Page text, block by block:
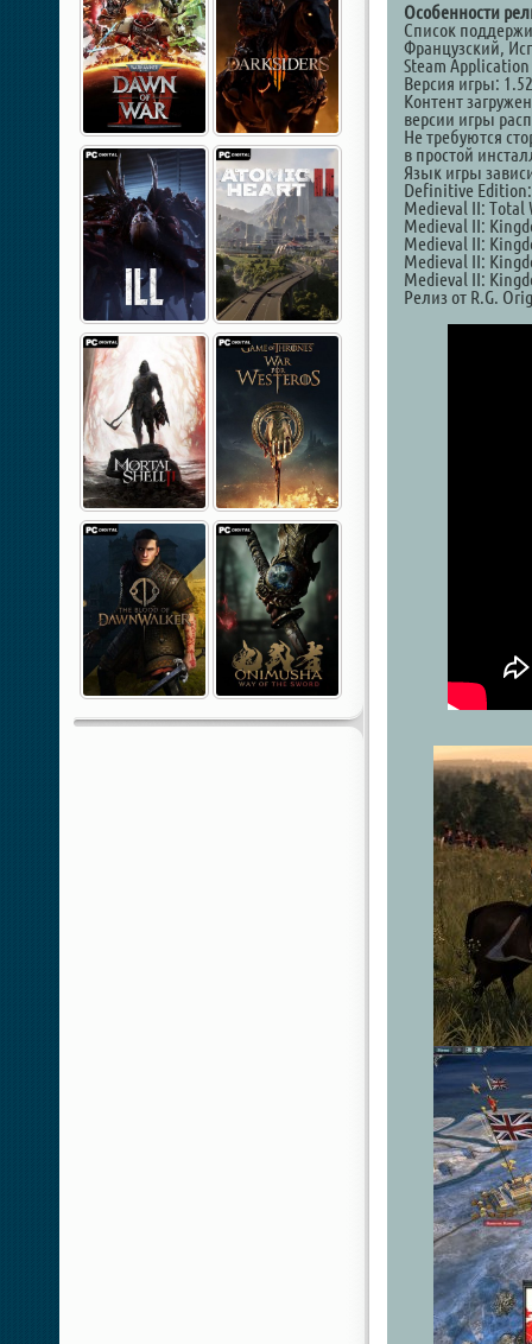
Особенности
Список
Французский,
Steam
Версия игры: 1.52
Контент
версии игры
Не требуются
в простой
Язык игры
Definitive Edition:
Medieval II: Total
Medieval II:
Medieval II:
Medieval II:
Medieval II:
Релиз от R.G.